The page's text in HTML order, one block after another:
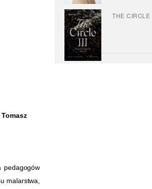
pedagogów
malarstwa,
THE CIRCLE